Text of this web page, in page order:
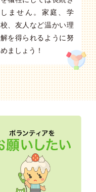
しません。家庭、学
校、友人など温かい理
解を得られるように努
めましょう！